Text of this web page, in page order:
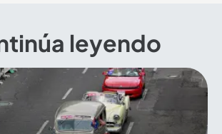
leyendo